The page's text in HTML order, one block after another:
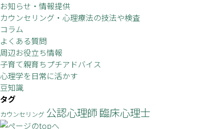
お知らせ・情報提供
カウンセリング・心理療法の技法や検査
コラム
よくある質問
周辺お役立ち情報
子育て親育ちプチアドバイス
心理学を日常に活かす
豆知識
タグ
カウンセリング 公認心理師臨床心理士